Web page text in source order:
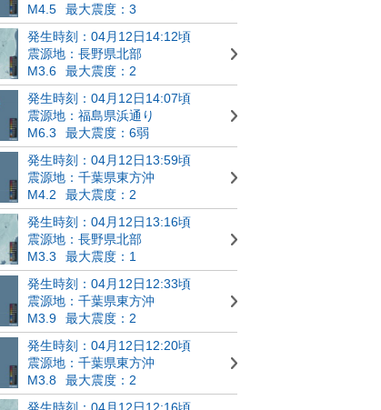
M4.5
最大震度：3
発生時刻：04月12日14:12頃
震源地：長野県北部
M3.6
最大震度：2
発生時刻：04月12日14:07頃
震源地：福島県浜通り
M6.3
最大震度：6弱
発生時刻：04月12日13:59頃
震源地：千葉県東方沖
M4.2
最大震度：2
発生時刻：04月12日13:16頃
震源地：長野県北部
M3.3
最大震度：1
発生時刻：04月12日12:33頃
震源地：千葉県東方沖
M3.9
最大震度：2
発生時刻：04月12日12:20頃
震源地：千葉県東方沖
M3.8
最大震度：2
発生時刻：04月12日12:16頃